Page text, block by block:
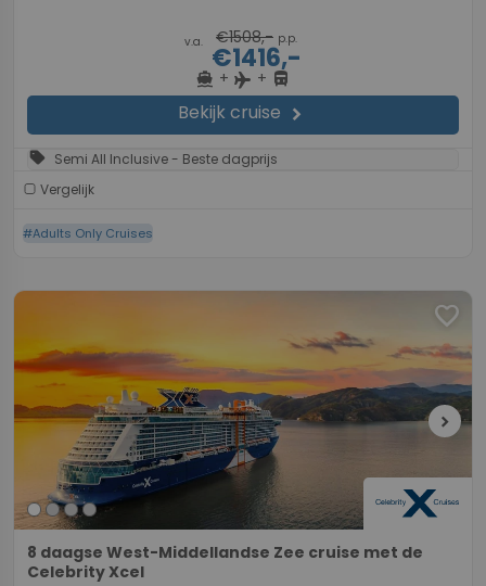
v.a. €1508,- p.p.
€1416,-
directions_boat + flight + directions_bus
Bekijk cruise chevron_right
sell Semi All Inclusive - Beste dagprijs
Vergelijk
#Adults Only Cruises
favorite
chevron_right
8 daagse West-Middellandse Zee cruise met de
Celebrity Xcel